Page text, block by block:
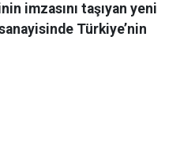
imzasını taşıyan yeni
Türkiye’nin